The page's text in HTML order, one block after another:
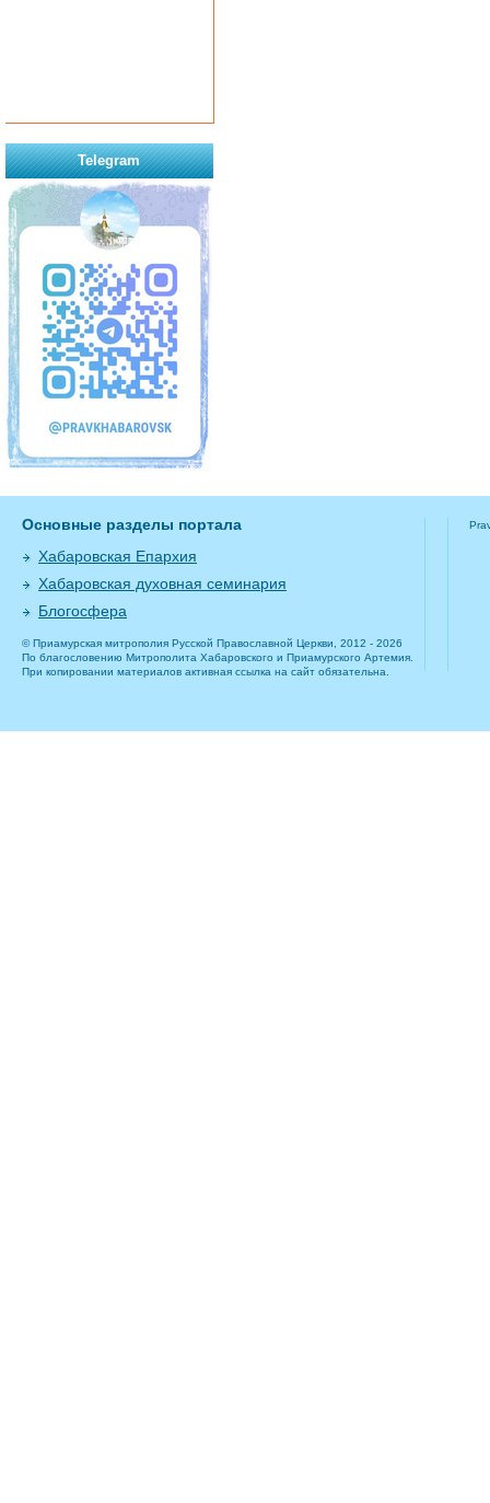
Telegram
Основные разделы портала
Хабаровская Епархия
Хабаровская духовная семинария
Блогосфера
© Приамурская митрополия Русской Православной Церкви, 2012 - 2026
По благословению Митрополита Хабаровского и Приамурского Артемия.
При копировании материалов активная ссылка на сайт обязательна.